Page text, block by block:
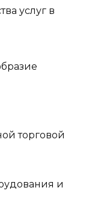
услуг в
торговой
и